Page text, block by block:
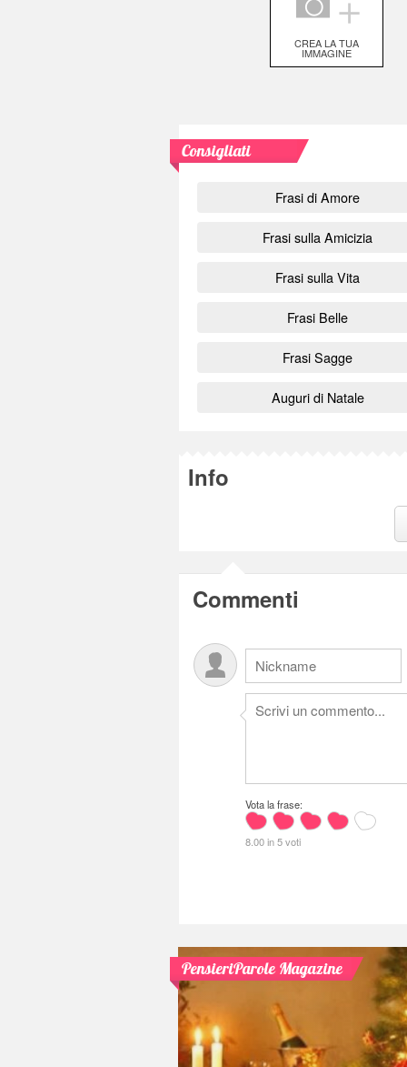
CREA LA TUA
IMMAGINE
Consigliati
Frasi di Amore
Frasi sulla Amicizia
Frasi sulla Vita
Frasi Belle
Frasi Sagge
Auguri di Natale
Info
Commenti
Vota la frase:
8.00 in 5 voti
PensieriParole Magazine